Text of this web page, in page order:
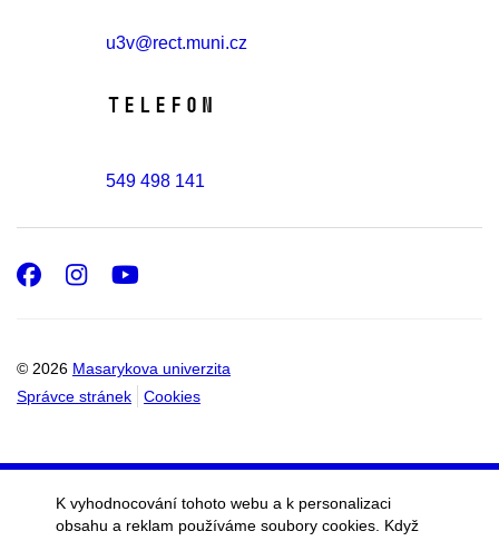
u3v@rect.muni.cz
Telefon
549 498 141
© 2026 Masarykova univerzita
Správce stránek
Cookies
Facebook
Instagram
K vyhodnocování tohoto webu a k personalizaci
obsahu a reklam používáme soubory cookies. Když